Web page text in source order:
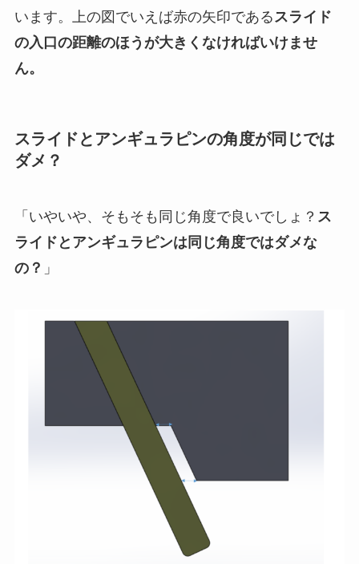
います。上の図でいえば赤の矢印であるスライド
の入口の距離のほうが大きくなければいけませ
ん。
スライドとアンギュラピンの角度が同じでは
ダメ？
「いやいや、そもそも同じ角度で良いでしょ？ ス
ライドとアンギュラピンは同じ角度ではダメな
の？ 」